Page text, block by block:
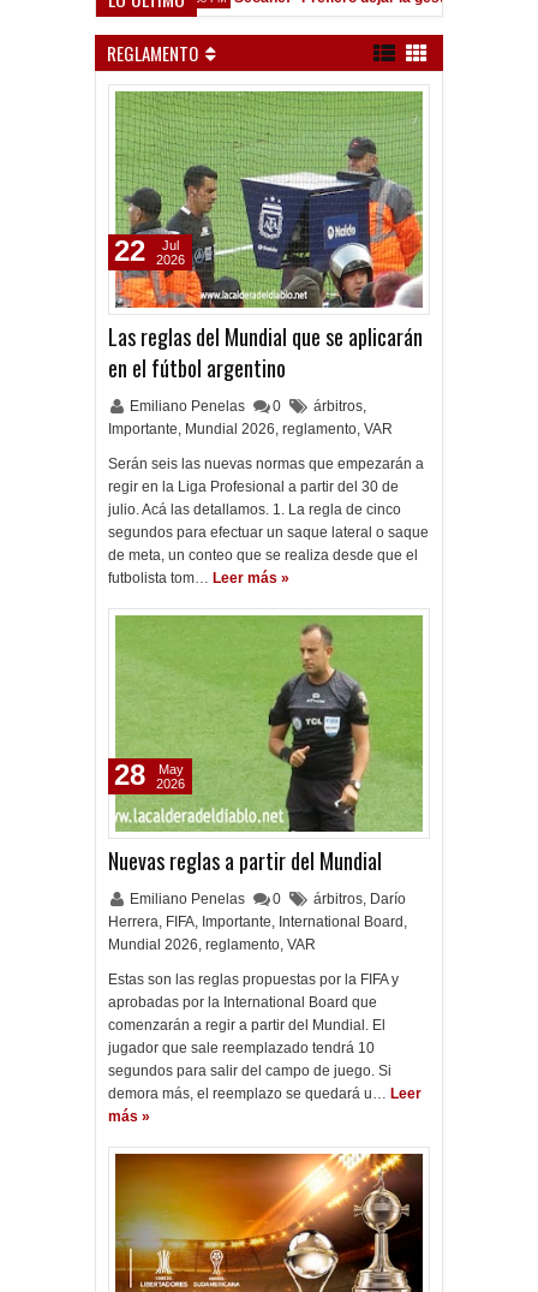
REGLAMENTO
Las reglas del Mundial que se aplicarán
en el fútbol argentino
Emiliano Penelas 0 árbitros,
Importante, Mundial 2026, reglamento, VAR
Serán seis las nuevas normas que empezarán a
regir en la Liga Profesional a partir del 30 de
julio. Acá las detallamos. 1. La regla de cinco
segundos para efectuar un saque lateral o saque
de meta, un conteo que se realiza desde que el
futbolista tom… Leer más »
22
Jul
2026
Nuevas reglas a partir del Mundial
Emiliano Penelas 0 árbitros, Darío
Herrera, FIFA, Importante, International Board ,
Mundial 2026, reglamento, VAR
Estas son las reglas propuestas por la FIFA y
aprobadas por la International Board que
comenzarán a regir a partir del Mundial. El
jugador que sale reemplazado tendrá 10
segundos para salir del campo de juego. Si
demora más, el reemplazo se quedará u… Leer
más »
28
May
2026